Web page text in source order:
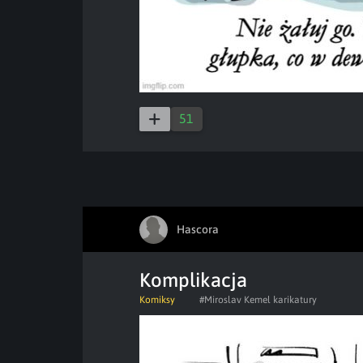
51
Hascora
Komplikacja
Komiksy #Miroslav Kemel karikatury